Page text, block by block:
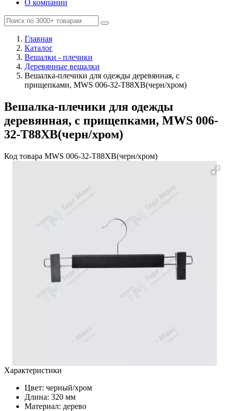
О компании
Главная
Каталог
Вешалки - плечики
Деревянные вешалки
Вешалка-плечики для одежды деревянная, с
прищепками, MWS 006-32-T88XB(черн/хром)
Вешалка-плечики для одежды
деревянная, с прищепками, MWS 006-
32-T88XB(черн/хром)
Код товара MWS 006-32-T88XB(черн/хром)
Характеристики
Цвет: черный/хром
Длина: 320 мм
Материал: дерево